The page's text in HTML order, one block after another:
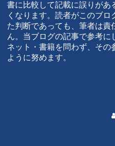
書に比較して記載に誤りがあ
くなります。読者がこのブロ
た判断であっても、筆者は責
ん。当ブログの記事で参考に
ネット・書籍を問わず、その
ように努めます。